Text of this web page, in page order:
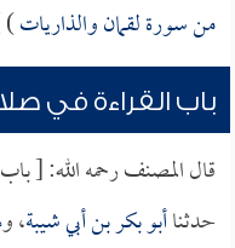
من سورة لقمان والذاريات
باب القراءة في
قال المصنف رحمه الله: [
حدثناأبو بكر بن أبي شيبة، و